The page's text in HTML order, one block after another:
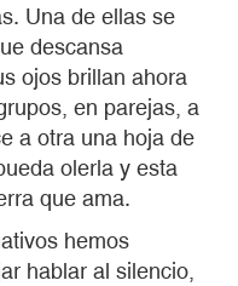
Una de ellas se
descansa
ojos brillan ahora
en parejas, a
a otra una hoja de
olerla y esta
que ama.
hemos
hablar al silencio,